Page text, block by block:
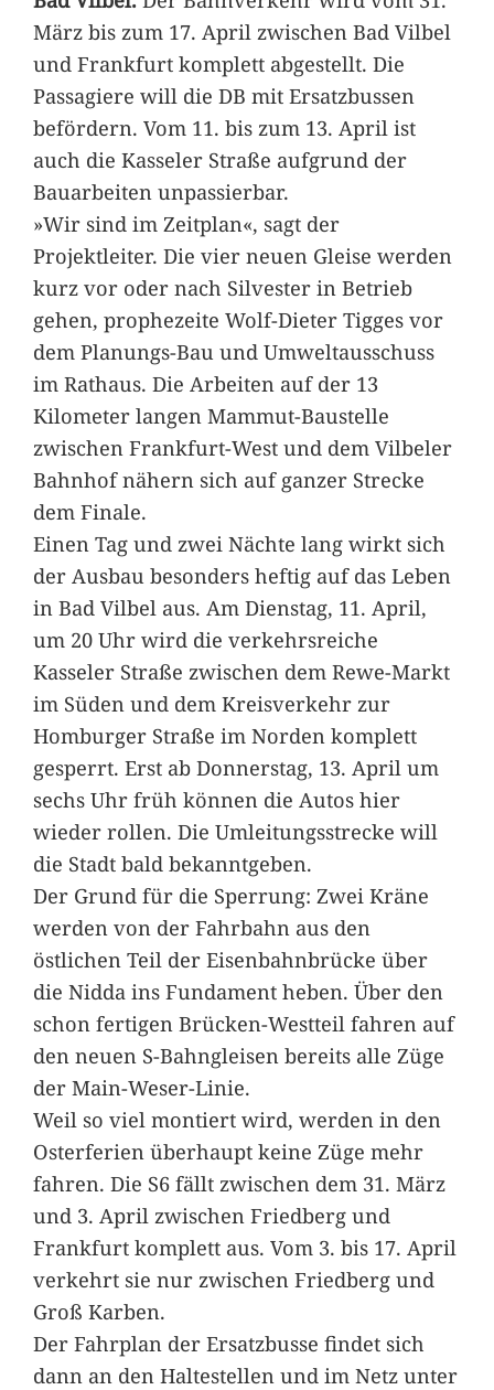
März bis zum 17. April zwischen Bad Vilbel
und Frankfurt komplett abgestellt. Die
Passagiere will die DB mit Ersatzbussen
befördern. Vom 11. bis zum 13. April ist
auch die Kasseler Straße aufgrund der
Bauarbeiten unpassierbar.
»Wir sind im Zeitplan«, sagt der
Projektleiter. Die vier neuen Gleise werden
kurz vor oder nach Silvester in Betrieb
gehen, prophezeite Wolf-Dieter Tigges vor
dem Planungs-Bau und Umweltausschuss
im Rathaus. Die Arbeiten auf der 13
Kilometer langen Mammut-Baustelle
zwischen Frankfurt-West und dem Vilbeler
Bahnhof nähern sich auf ganzer Strecke
dem Finale.
Einen Tag und zwei Nächte lang wirkt sich
der Ausbau besonders heftig auf das Leben
in Bad Vilbel aus. Am Dienstag, 11. April,
um 20 Uhr wird die verkehrsreiche
Kasseler Straße zwischen dem Rewe-Markt
im Süden und dem Kreisverkehr zur
Homburger Straße im Norden komplett
gesperrt. Erst ab Donnerstag, 13. April um
sechs Uhr früh können die Autos hier
wieder rollen. Die Umleitungsstrecke will
die Stadt bald bekanntgeben.
Der Grund für die Sperrung: Zwei Kräne
werden von der Fahrbahn aus den
östlichen Teil der Eisenbahnbrücke über
die Nidda ins Fundament heben. Über den
schon fertigen Brücken-Westteil fahren auf
den neuen S-Bahngleisen bereits alle Züge
der Main-Weser-Linie.
Weil so viel montiert wird, werden in den
Osterferien überhaupt keine Züge mehr
fahren. Die S6 fällt zwischen dem 31. März
und 3. April zwischen Friedberg und
Frankfurt komplett aus. Vom 3. bis 17. April
verkehrt sie nur zwischen Friedberg und
Groß Karben.
Der Fahrplan der Ersatzbusse findet sich
dann an den Haltestellen und im Netz unter